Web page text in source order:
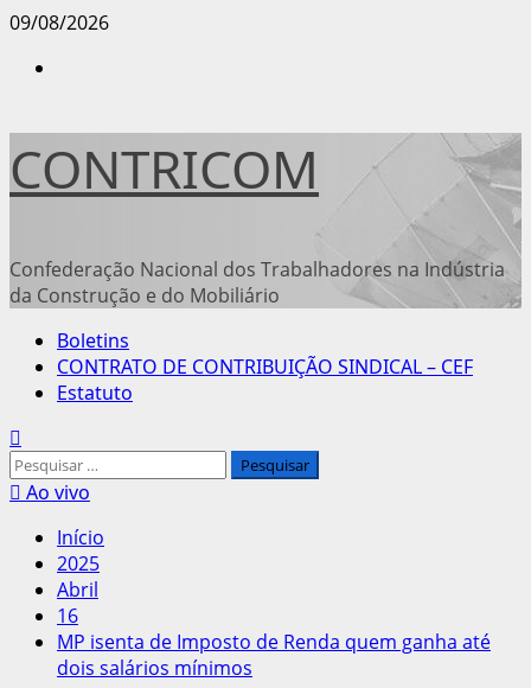
Avançar
09/08/2026
CONTRICOM
Confederação Nacional dos Trabalhadores na Indústria
da Construção e do Mobiliário
Menu
principal
Boletins
CONTRATO DE CONTRIBUIÇÃO SINDICAL – CEF
Estatuto
Pesquisar
por:Ao vivo
Início
2025
Abril
16
MP isenta de Imposto de Renda quem ganha até
dois salários mínimos